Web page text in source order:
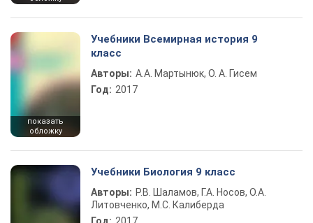
показать
обложку
Учебники Всемирная история 9
класс
Авторы: А.А. Мартынюк, О. А. Гисем
Год: 2017
Учебники Биология 9 класс
Авторы: Р.В. Шаламов, Г.А. Носов, О.А.
Литовченко, М.С. Калиберда